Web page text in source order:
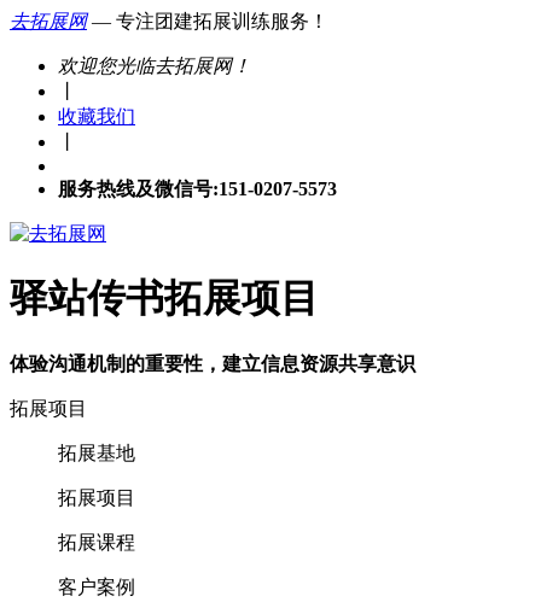
去拓展网— 专注团建拓展训练服务！
欢迎您光临去拓展网！
收藏我们
服务热线及微信号:151-0207-5573
驿站传书拓展项目
体验沟通机制的重要性，建立信息资源共享意识
拓展项目
拓展基地
拓展项目
拓展课程
客户案例